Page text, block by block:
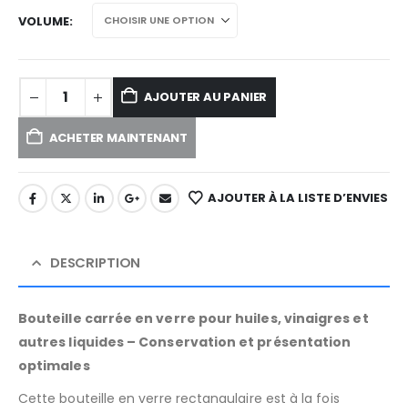
VOLUME
AJOUTER AU PANIER
ACHETER MAINTENANT
AJOUTER À LA LISTE D’ENVIES
DESCRIPTION
Bouteille carrée en verre pour huiles, vinaigres et
autres liquides – Conservation et présentation
optimales
Cette bouteille en verre rectangulaire est à la fois